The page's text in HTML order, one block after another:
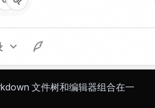
文件树和编辑器组合在一